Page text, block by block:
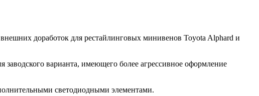
доработок для рестайлинговых минивенов Toyota Alphard и
заводского варианта, имеющего более агрессивное оформление
светодиодными элементами.